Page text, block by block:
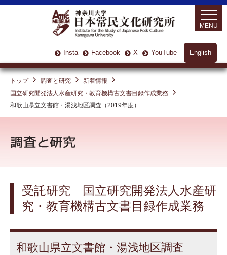
English
Insta Facebook X YouTube
MENU
トップ 調査と研究
新着情報
国立研究開発法人水産研究・教育機構古文書目録作成業務
和歌山県立文書館・湯浅地区調査（2019年度）
受託研究 国立研究開発法人水産研
究・教育機構古文書目録作成業務
和歌山県立文書館・湯浅地区調査